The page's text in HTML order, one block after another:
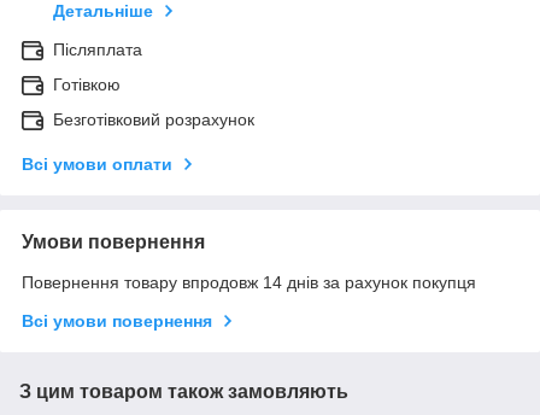
Детальніше
Післяплата
Готівкою
Безготівковий розрахунок
Всі умови оплати
Умови повернення
Повернення товару впродовж 14 днів за рахунок покупця
Всі умови повернення
З цим товаром також замовляють